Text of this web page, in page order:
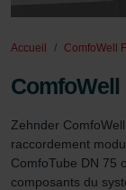
Accueil ComfoWell
ComfoWell
Zehnder
raccordement
ComfoTube DN 75
composants du